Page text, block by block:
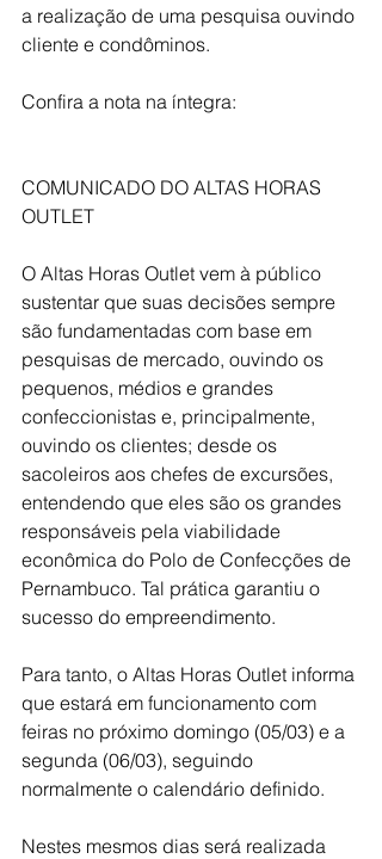
a realização de uma pesquisa ouvindo
cliente e condôminos.
Confira a nota na íntegra:
COMUNICADO DO ALTAS HORAS
OUTLET
O Altas Horas Outlet vem à público
sustentar que suas decisões sempre
são fundamentadas com base em
pesquisas de mercado, ouvindo os
pequenos, médios e grandes
confeccionistas e, principalmente,
ouvindo os clientes; desde os
sacoleiros aos chefes de excursões,
entendendo que eles são os grandes
responsáveis pela viabilidade
econômica do Polo de Confecções de
Pernambuco. Tal prática garantiu o
sucesso do empreendimento.
Para tanto, o Altas Horas Outlet informa
que estará em funcionamento com
feiras no próximo domingo (05/03) e a
segunda (06/03), seguindo
normalmente o calendário definido.
Nestes mesmos dias será realizada